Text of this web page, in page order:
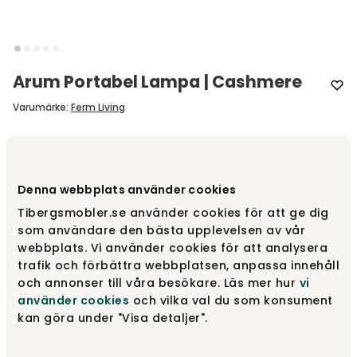
Denna webbplats använder cookies
Tibergsmobler.se använder cookies för att ge dig
som användare den bästa upplevelsen av vår
webbplats. Vi använder cookies för att analysera
trafik och förbättra webbplatsen, anpassa innehåll
och annonser till våra besökare. Läs mer hur vi
använder cookies och vilka val du som konsument
kan göra under "Visa detaljer".
Arum Portabel Lampa | Cashmere
Varumärke: Ferm Living
Cashmere
Fåtal i lager
Tea Green 2 185 kr